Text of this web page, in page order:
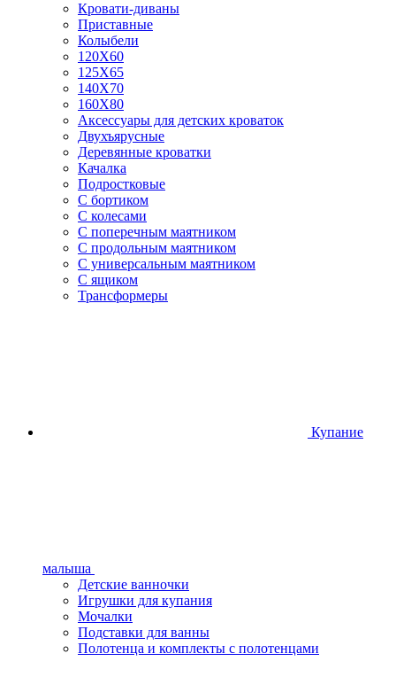
Кровати-диваны
Приставные
Колыбели
120Х60
125X65
140Х70
160Х80
Аксессуары для детских кроваток
Двухъярусные
Деревянные кроватки
Качалка
Подростковые
С бортиком
С колесами
С поперечным маятником
С продольным маятником
С универсальным маятником
С ящиком
Трансформеры
Купание
малыша
Детские ванночки
Игрушки для купания
Мочалки
Подставки для ванны
Полотенца и комплекты с полотенцами